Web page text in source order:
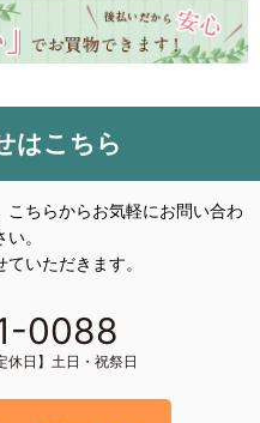
はこちら
こちらからお気軽にお問い合わ
。
いただきます。
0088
休日】土日・祝祭日